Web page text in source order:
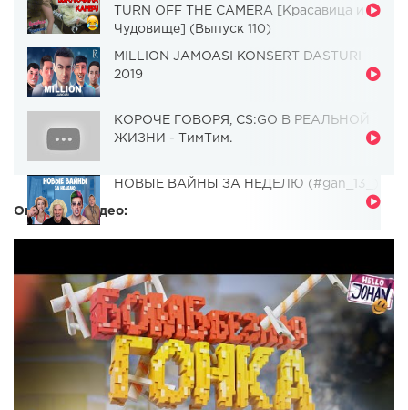
TURN OFF THE CAMERA [Красавица и
Чудовище] (Выпуск 110)
MILLION JAMOASI KONSERT DASTURI
2019
КОРОЧЕ ГОВОРЯ, CS:GO В РЕАЛЬНОЙ
ЖИЗНИ - ТимТим.
НОВЫЕ ВАЙНЫ ЗА НЕДЕЛЮ (#gan_13_)
Описание видео: